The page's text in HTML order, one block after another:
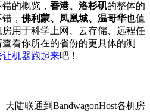
的概览， 香港、洛杉矶的整体的
， 佛利蒙、凤凰城、温哥华也值
用于科学上网、云存储、远程任
看你所在的省份的更具体的测
让机器跑起来吧！
大陆联通到BandwagonHost各机房